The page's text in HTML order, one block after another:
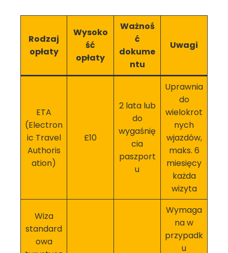
Rodzaj
opłaty
Wysoko
ść
opłaty
Ważnoś
ć
dokume
ntu
Uwagi
ETA
(Electron
ic Travel
Authoris
ation)
£10
2 lata lub
do
wygaśnię
cia
paszport
u
Uprawnia
do
wielokrot
nych
wjazdów,
maks. 6
miesięcy
każda
wizyta
Wiza
standard
owa
Wymaga
na w
przypadk
u